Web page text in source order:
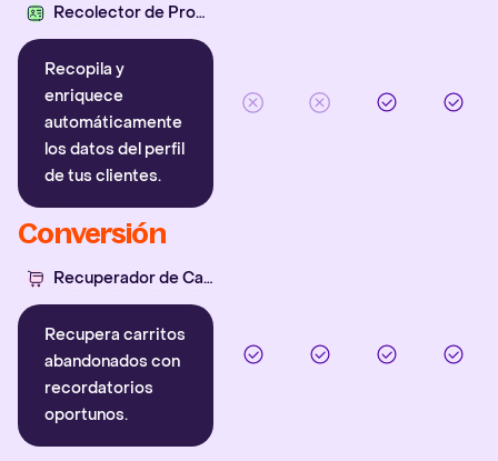
Recolector de Propiedades
Recopila y
enriquece
automáticamente
los datos del perfil
de tus clientes.
Conversión
Recuperador de Carritos
Recupera carritos
abandonados con
recordatorios
oportunos.